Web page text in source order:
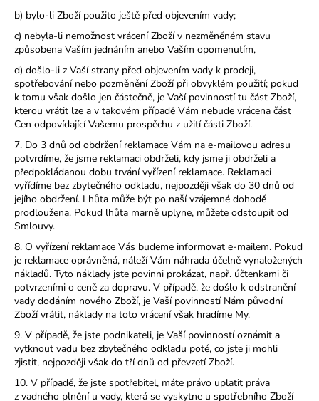
b) bylo-li Zboží použito ještě před objevením vady;
c) nebyla-li nemožnost vrácení Zboží v nezměněném stavu
způsobena Vaším jednáním anebo Vaším opomenutím,
d) došlo-li z Vaší strany před objevením vady k prodeji,
spotřebování nebo pozměnění Zboží při obvyklém použití; pokud
k tomu však došlo jen částečně, je Vaší povinností tu část Zboží,
kterou vrátit lze a v takovém případě Vám nebude vrácena část
Cen odpovídající Vašemu prospěchu z užití části Zboží.
7. Do 3 dnů od obdržení reklamace Vám na e-mailovou adresu
potvrdíme, že jsme reklamaci obdrželi, kdy jsme ji obdrželi a
předpokládanou dobu trvání vyřízení reklamace. Reklamaci
vyřídíme bez zbytečného odkladu, nejpozději však do 30 dnů od
jejího obdržení. Lhůta může být po naší vzájemné dohodě
prodloužena. Pokud lhůta marně uplyne, můžete odstoupit od
Smlouvy.
8. O vyřízení reklamace Vás budeme informovat e-mailem. Pokud
je reklamace oprávněná, náleží Vám náhrada účelně vynaložených
nákladů. Tyto náklady jste povinni prokázat, např. účtenkami či
potvrzeními o ceně za dopravu. V případě, že došlo k odstranění
vady dodáním nového Zboží, je Vaší povinností Nám původní
Zboží vrátit, náklady na toto vrácení však hradíme My.
9. V případě, že jste podnikateli, je Vaší povinností oznámit a
vytknout vadu bez zbytečného odkladu poté, co jste ji mohli
zjistit, nejpozději však do tří dnů od převzetí Zboží.
10. V případě, že jste spotřebitel, máte právo uplatit práva
z vadného plnění u vady, která se vyskytne u spotřebního Zboží